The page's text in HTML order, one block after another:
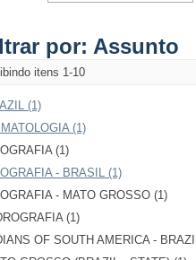
por: Assunto
itens 1-10
(1)
(1)
(1)
- BRASIL (1)
- MATO GROSSO (1)
(1)
OF SOUTH AMERICA -